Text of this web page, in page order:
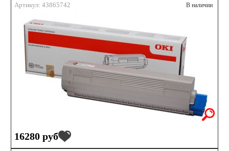
Артикул: 43865742 В наличии
16280 руб